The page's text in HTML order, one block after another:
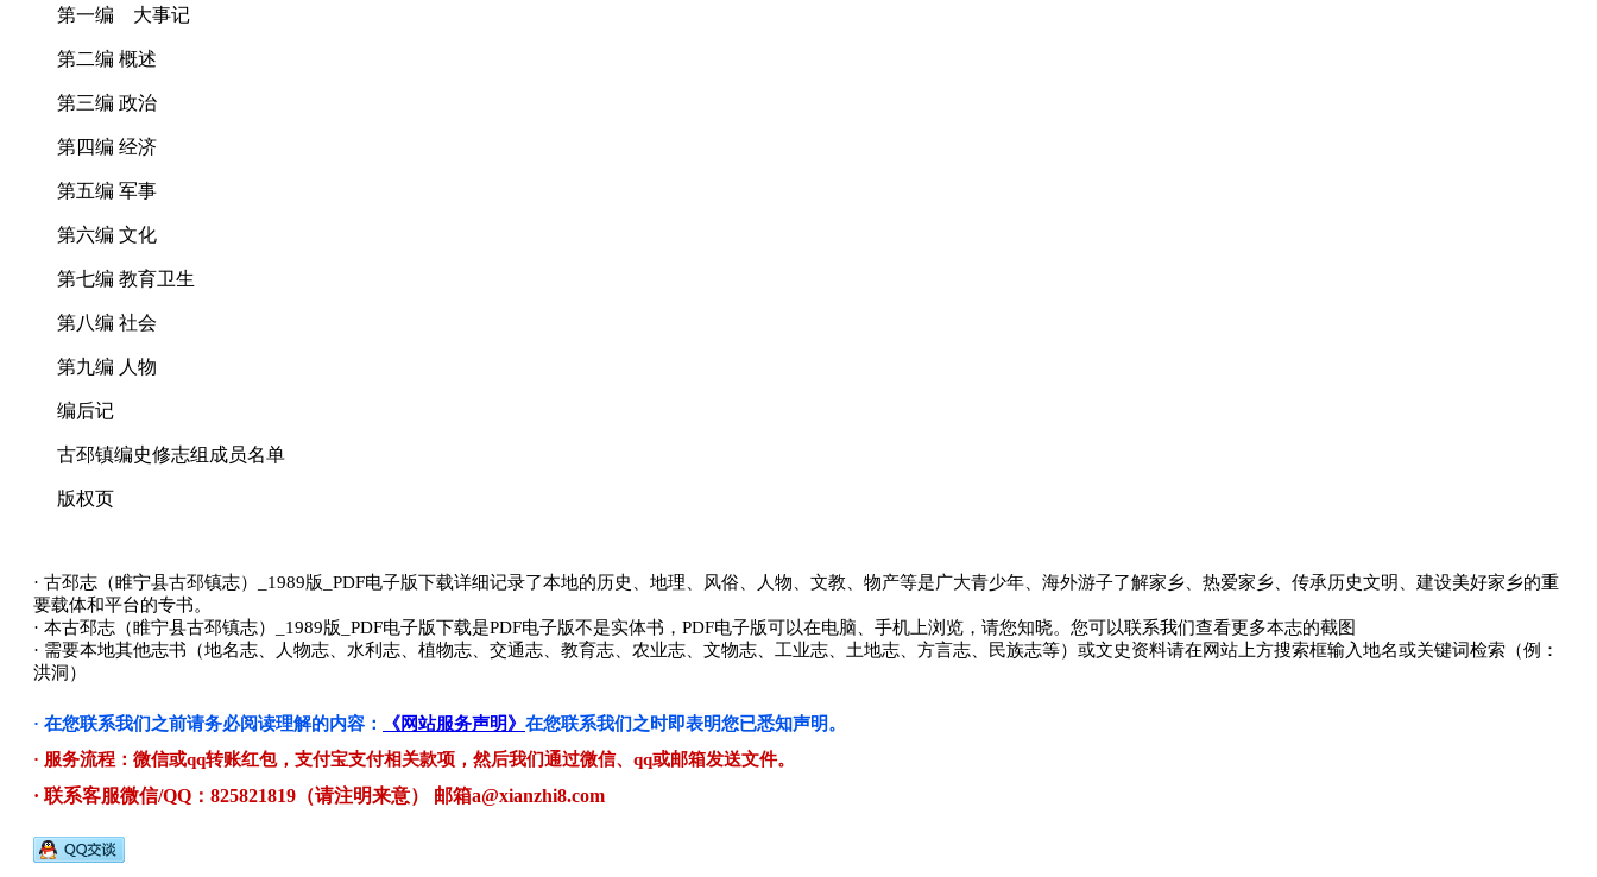
第一编 大事记
第二编 概述
第三编 政治
第四编 经济
第五编 军事
第六编 文化
第七编 教育卫生
第八编 社会
第九编 人物
编后记
古邳镇编史修志组成员名单
版权页
· 古邳志（睢宁县古邳镇志）_1989版_PDF电子版下载详细记录了本地的历史、地理、风俗、人物、文教、物产等是广大青少年、海外游子了解家乡、热爱家乡、传承历史文明、建设美好家乡的重
要载体和平台的专书。
· 本古邳志（睢宁县古邳镇志）_1989版_PDF电子版下载是PDF电子版不是实体书，PDF电子版可以在电脑、手机上浏览，请您知晓。您可以联系我们查看更多本志的截图
· 需要本地其他志书（地名志、人物志、水利志、植物志、交通志、教育志、农业志、文物志、工业志、土地志、方言志、民族志等）或文史资料请在网站上方搜索框输入地名或关键词检索（例：
洪洞）
· 在您联系我们之前请务必阅读理解的内容： 《网站服务声明》 在您联系我们之时即表明您已悉知声明。
· 服务流程：微信或qq转账红包，支付宝支付相关款项，然后我们通过微信、qq或邮箱发送文件。
· 联系客服微信/QQ：825821819（请注明来意） 邮箱a@xianzhi8.com